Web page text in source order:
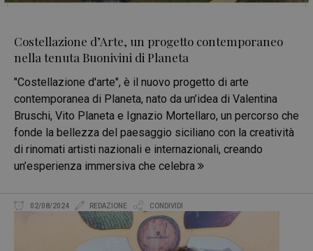
Costellazione d’Arte, un progetto contemporaneo
nella tenuta Buonivini di Planeta
"Costellazione d'arte", è il nuovo progetto di arte
contemporanea di Planeta, nato da un’idea di Valentina
Bruschi, Vito Planeta e Ignazio Mortellaro, un percorso che
fonde la bellezza del paesaggio siciliano con la creatività
di rinomati artisti nazionali e internazionali, creando
un’esperienza immersiva che celebra
02/08/2024 REDAZIONE CONDIVIDI